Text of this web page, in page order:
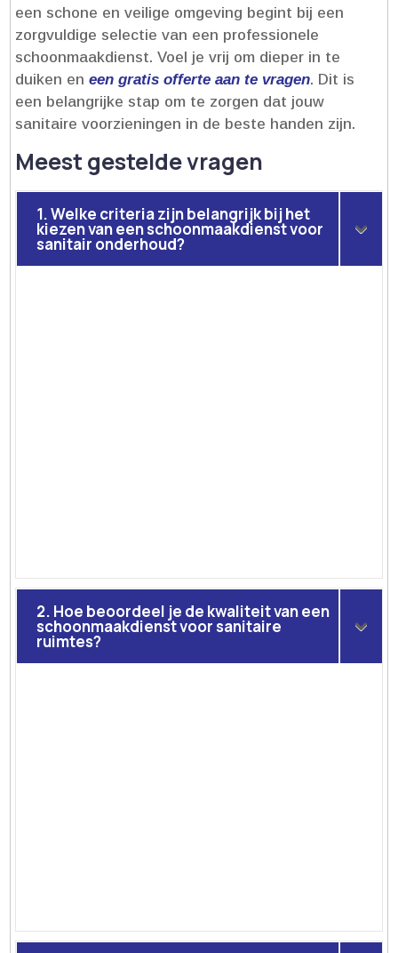
een schone en veilige omgeving begint bij een
zorgvuldige selectie van een professionele
schoonmaakdienst.​ Voel je vrij om dieper in te
duiken eneen gratis offerte aan te vragen.​ Dit is
een belangrijke stap om te zorgen dat jouw
sanitaire voorzieningen in de beste handen zijn.​
Meest gestelde vragen
1. Welke criteria zijn belangrijk bij het
kiezen van een schoonmaakdienst voor
sanitair onderhoud?
2. Hoe beoordeel je de kwaliteit van een
schoonmaakdienst voor sanitaire
ruimtes?